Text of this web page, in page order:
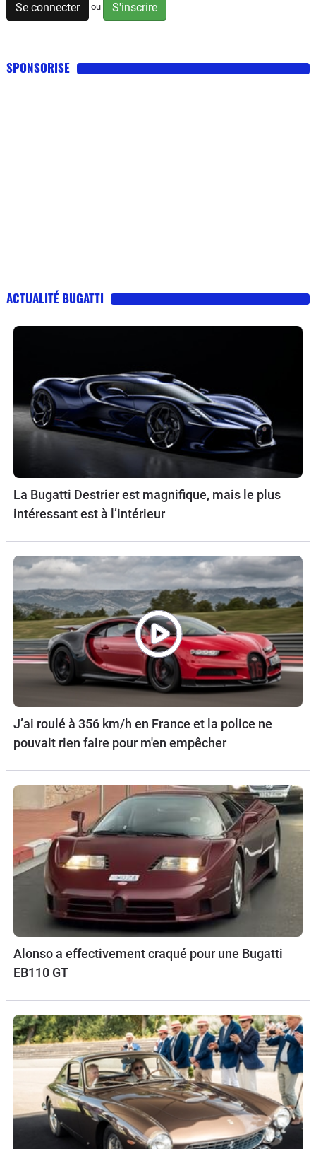
Se connecter ou S'inscrire
SPONSORISE
ACTUALITÉ BUGATTI
La Bugatti Destrier est magnifique, mais le plus
intéressant est à l’intérieur
J’ai roulé à 356 km/h en France et la police ne
pouvait rien faire pour m'en empêcher
Alonso a effectivement craqué pour une Bugatti
EB110 GT